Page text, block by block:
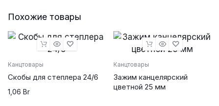
Похожие товары
Канцтовары
Скобы для степлера 24/6
1,06 Br
Канцтовары
Зажим канцелярский
цветной 25 мм